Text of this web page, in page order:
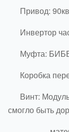
Привод:
Инвертор
Муфта:
Коробка
Винт:
смогло быть